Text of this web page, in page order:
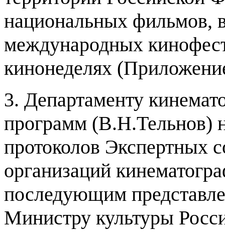
национальных фильмов,
международных
кинонеделях (
3. Департаменту
программ (В.Н.Тельнов)
протоколов Экспертных
организаций
последующим
Министру культуры